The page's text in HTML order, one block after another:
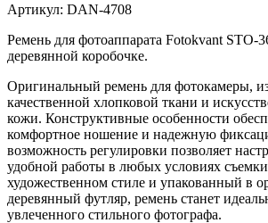
Артикул: DAN-4708
Ремень для фотоаппарата Fotokvant STO-
деревянной коробочке.
Оригинальный ремень для фотокамеры,
качественной хлопковой ткани и
кожи. Конструктивные особенности
комфортное ношение и надежную
возможность регулировки позволяет
удобной работы в любых условиях
художественном стиле и упакованный в
деревянный футляр, ремень станет
увлеченного стильного фотографа.